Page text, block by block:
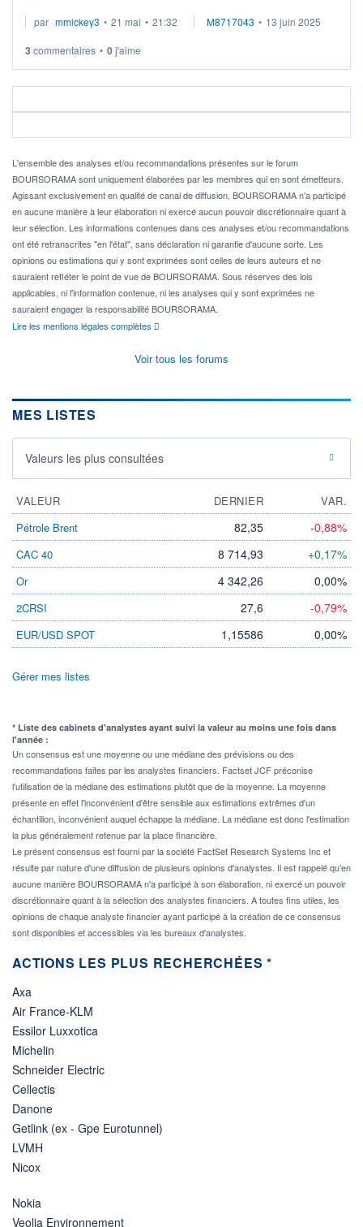
par mmickey3 • 21 mai • 21:32 M8717043 • 13 juin 2025
3 commentaires • 0j'aime
L'ensemble des analyses et/ou recommandations présentes sur le forum
BOURSORAMA sont uniquement élaborées par les membres qui en sont émetteurs.
Agissant exclusivement en qualité de canal de diffusion, BOURSORAMA n'a participé
en aucune manière à leur élaboration ni exercé aucun pouvoir discrétionnaire quant à
leur sélection. Les informations contenues dans ces analyses et/ou recommandations
ont été retranscrites "en l'état", sans déclaration ni garantie d'aucune sorte. Les
opinions ou estimations qui y sont exprimées sont celles de leurs auteurs et ne
sauraient refléter le point de vue de BOURSORAMA. Sous réserves des lois
applicables, ni l'information contenue, ni les analyses qui y sont exprimées ne
sauraient engager la responsabilité BOURSORAMA.
Lire les mentions légales complètes
Voir tous les forums
MES LISTES
Valeurs les plus consultées
VALEUR DERNIER
VAR.
Pétrole Brent
82,35 -0,88%
CAC 40 8 714,93 +0,17%
Or 4 342,26 0,00%
2CRSI 27,6 -0,79%
EUR/USD SPOT 1,15586 0,00%
Gérer mes listes
* Liste des cabinets d'analystes ayant suivi la valeur au moins une fois dans
l'année :
Un consensus est une moyenne ou une médiane des prévisions ou des
recommandations faites par les analystes financiers. Factset JCF préconise
l'utilisation de la médiane des estimations plutôt que de la moyenne. La moyenne
présente en effet l'inconvénient d'être sensible aux estimations extrêmes d'un
échantillon, inconvénient auquel échappe la médiane. La médiane est donc l'estimation
la plus généralement retenue par la place financière.
Le présent consensus est fourni par la société FactSet Research Systems Inc et
résulte par nature d'une diffusion de plusieurs opinions d'analystes. Il est rappelé qu'en
aucune manière BOURSORAMA n'a participé à son élaboration, ni exercé un pouvoir
discrétionnaire quant à la sélection des analystes financiers. A toutes fins utiles, les
opinions de chaque analyste financier ayant participé à la création de ce consensus
sont disponibles et accessibles via les bureaux d'analystes.
ACTIONS LES PLUS RECHERCHÉES *
Axa
Air France-KLM
Essilor Luxxotica
Michelin
Schneider Electric
Cellectis
Danone
Getlink (ex - Gpe Eurotunnel)
LVMH
Nicox
Nokia
Veolia Environnement